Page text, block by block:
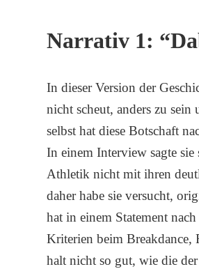
Narrativ 1:
In dieser Version der
nicht scheut, anders zu
selbst hat diese Botschaft
In einem Interview sagte sie
Athletik nicht mit ihren
daher habe sie versucht,
hat in einem Statement
Kriterien beim Breakdance,
halt nicht so gut, wie die